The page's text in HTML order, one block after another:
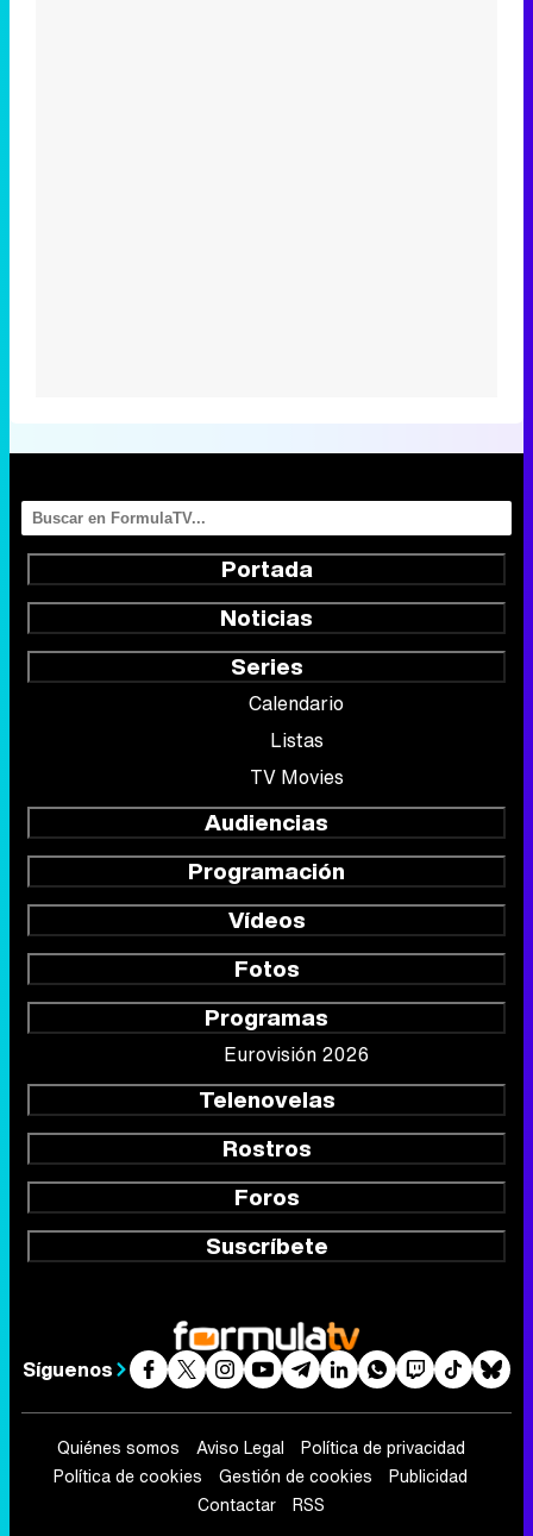
Portada
Noticias
Series
Calendario
Listas
TV Movies
Audiencias
Programación
Vídeos
Fotos
Programas
Eurovisión 2026
Telenovelas
Rostros
Foros
Suscríbete
Síguenos
Quiénes somos Aviso Legal
Política de privacidad
Política de cookies
Gestión de cookies
Publicidad
Contactar
RSS